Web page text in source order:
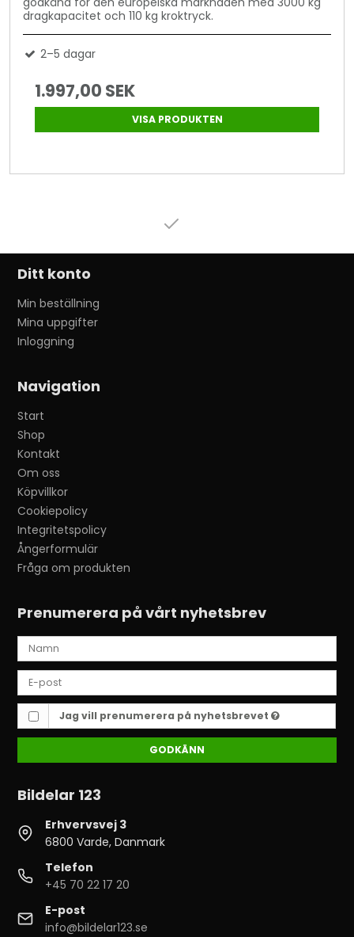
dragkapacitet och 110 kg kroktryck.
2–5 dagar
1.997,00 SEK
VISA PRODUKTEN
Ditt konto
Min beställning
Mina uppgifter
Inloggning
Navigation
Start
Shop
Kontakt
Om oss
Köpvillkor
Cookiepolicy
Integritetspolicy
Ångerformulär
Fråga om produkten
Prenumerera på vårt nyhetsbrev
Jag vill prenumerera på nyhetsbrevet
GODKÄNN
Bildelar 123
Erhvervsvej 3
6800 Varde, Danmark
Telefon
+45 70 22 17 20
E-post
info@bildelar123.se